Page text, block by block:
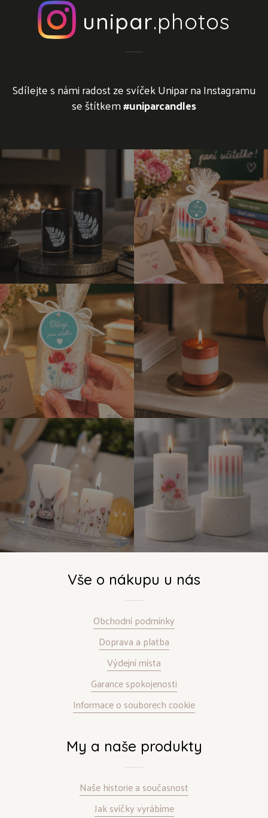
unipar.photos
Sdílejte s námi radost ze svíček Unipar na Instagramu
se štítkem#uniparcandles
Vše o nákupu u nás
Obchodní podmínky
Doprava a platba
Výdejní místa
Garance spokojenosti
Informace o souborech cookie
My a naše produkty
Naše historie a současnost
Jak svíčky vyrábíme